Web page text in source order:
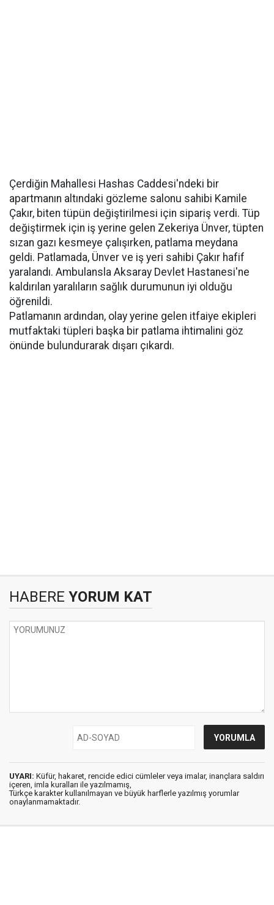
Çerdiğin Mahallesi Hashas Caddesi'ndeki bir
apartmanın altındaki gözleme salonu sahibi Kamile
Çakır, biten tüpün değiştirilmesi için sipariş verdi. Tüp
değiştirmek için iş yerine gelen Zekeriya Ünver, tüpten
sızan gazı kesmeye çalışırken, patlama meydana
geldi. Patlamada, Ünver ve iş yeri sahibi Çakır hafif
yaralandı. Ambulansla Aksaray Devlet Hastanesi'ne
kaldırılan yaralıların sağlık durumunun iyi olduğu
öğrenildi.
Patlamanın ardından, olay yerine gelen itfaiye ekipleri
mutfaktaki tüpleri başka bir patlama ihtimalini göz
önünde bulundurarak dışarı çıkardı.
HABERE YORUM KAT
UYARI: Küfür, hakaret, rencide edici cümleler veya imalar, inançlara saldırı
içeren, imla kuralları ile yazılmamış,
Türkçe karakter kullanılmayan ve büyük harflerle yazılmış yorumlar
onaylanmamaktadır.